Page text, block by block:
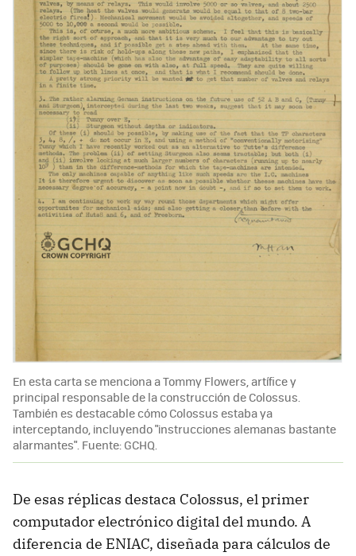
En esta carta se menciona a Tommy Flowers, artífice y
principal responsable de la construcción de Colossus.
También es destacable cómo Colossus estaba ya
interceptando, incluyendo "instrucciones alemanas bastante
alarmantes". Fuente: GCHQ.
De esas réplicas destaca Colossus, el primer
computador electrónico digital del mundo. A
diferencia de ENIAC, diseñada para cálculos de